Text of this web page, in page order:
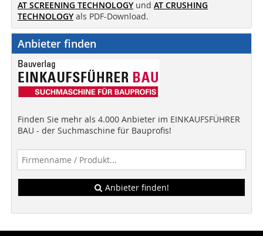
AT SCREENING TECHNOLOGY und AT CRUSHING
TECHNOLOGY als PDF-Download.
Anbieter finden
Finden Sie mehr als 4.000 Anbieter im EINKAUFSFÜHRER
BAU - der Suchmaschine für Bauprofis!
Anbieter finden!